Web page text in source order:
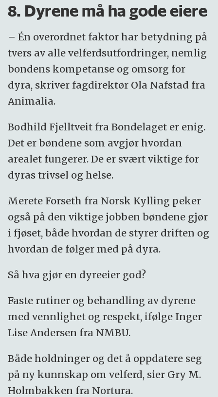
8. Dyrene må ha gode eiere
– Én overordnet faktor har betydning på
tvers av alle velferdsutfordringer, nemlig
bondens kompetanse og omsorg for
dyra, skriver fagdirektør Ola Nafstad fra
Animalia.
Bodhild Fjelltveit fra Bondelaget er enig.
Det er bøndene som avgjør hvordan
arealet fungerer. De er svært viktige for
dyras trivsel og helse.
Merete Forseth fra Norsk Kylling peker
også på den viktige jobben bøndene gjør
i fjøset, både hvordan de styrer driften og
hvordan de følger med på dyra.
Så hva gjør en dyreeier god?
Faste rutiner og behandling av dyrene
med vennlighet og respekt, ifølge Inger
Lise Andersen fra NMBU.
Både holdninger og det å oppdatere seg
på ny kunnskap om velferd, sier Gry M.
Holmbakken fra Nortura.